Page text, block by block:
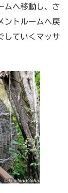
ムへ移動し、さ
ントルームへ戻
していくマッサ